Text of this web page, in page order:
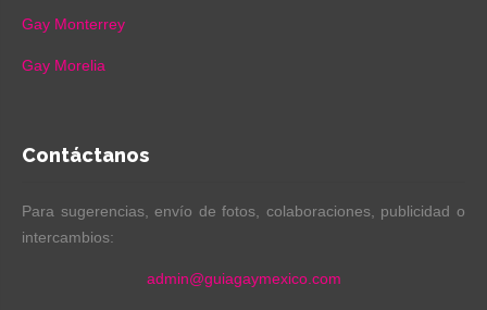
Gay Monterrey
Gay Morelia
Contáctanos
Para sugerencias, envío de fotos, colaboraciones, publicidad o
intercambios:
admin@guiagaymexico.com